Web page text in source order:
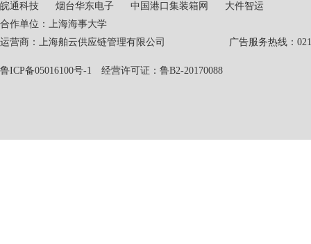
皖通科技 烟台华东电子 中国港口集装箱网
大件智运
合作单位：上海海事大学
运营商：上海舶云供应链管理有限公司 广告服务热线：021-
鲁ICP备05016100号-1 经营许可证：鲁B2-20170088